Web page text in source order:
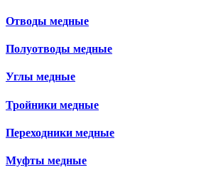
Отводы медные
Полуотводы медные
Углы медные
Тройники медные
Переходники медные
Муфты медные